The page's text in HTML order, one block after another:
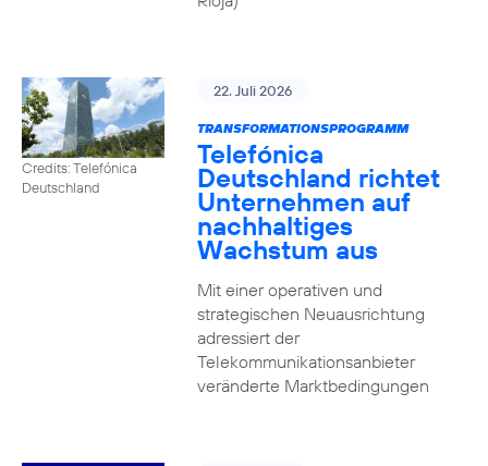
Credits: Telefónica
Deutschland
22. Juli 2026
TRANSFORMATIONSPROGRAMM
Telefónica
Deutschland richtet
Unternehmen auf
nachhaltiges
Wachstum aus
Mit einer operativen und
strategischen Neuausrichtung
adressiert der
Telekommunikationsanbieter
veränderte Marktbedingungen